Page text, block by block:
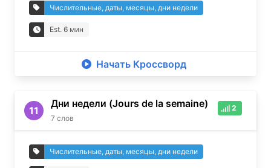
Числительные, даты, месяцы, дни недели
Est. 6 мин
Начать Кроссворд
11
Дни недели (Jours de la semaine)
7 слов
2
Числительные, даты, месяцы, дни недели